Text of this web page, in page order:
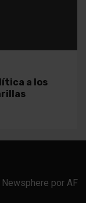
a los
Newsphere por AF